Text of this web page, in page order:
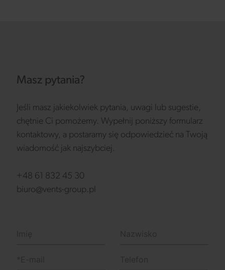
Masz pytania?
Jeśli masz jakiekolwiek pytania, uwagi lub sugestie,
chętnie Ci pomożemy. Wypełnij poniższy formularz
kontaktowy, a postaramy się odpowiedzieć na Twoją
wiadomość jak najszybciej.
+48 61 832 45 30
biuro@vents-group.pl